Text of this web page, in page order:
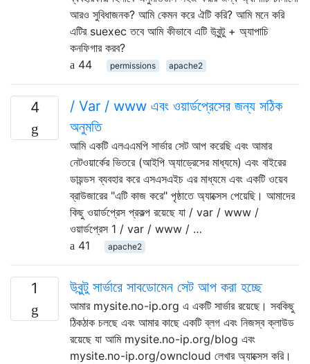
আরও সুবিধাজনক? আমি কেমন করে ঐটি করি? আমি মনে করি
এটির suexec তবে আমি কীভাবে এটি উবুন্টু + অ্যাপাচি
কনফিগার করব?
44
permissions apache2
4
/ Var / www এবং ওয়ার্ডপ্রেসের জন্য সঠিক
অনুমতি
আমি একটি এলএএমপি সার্ভার সেট আপ করেছি এবং আমার
নেটওয়ার্কের ভিতরে (আইপি অ্যাড্রেসের মাধ্যমে) এবং বাইরের
ডায়ন্ডস ব্যবহার করে এসএসএইচ এর মাধ্যমে এবং একটি ওয়েব
ব্রাউজারের "এটি কাজ করে" পৃষ্ঠাতে অ্যাক্সেস পেয়েছি। আমাদের
কিছু ওয়ার্ডপ্রেস প্রকল্প রয়েছে যা / var / www /
ওয়ার্ডপ্রেস 1 / var / www / …
41
apache2
1 উবুন্টু সার্ভারে সাবডোমেন সেট আপ করা হচ্ছে
আমার mysite.no-ip.org এ একটি সার্ভার রয়েছে। সবকিছু
ঠিকঠাক চলছে এবং আমার কাছে একটি ব্লগ এবং নিজস্ব ক্লাউড
রয়েছে যা আমি mysite.no-ip.org/blog এবং
mysite.no-ip.org/owncloud লেখার অ্যাক্সেস করি।